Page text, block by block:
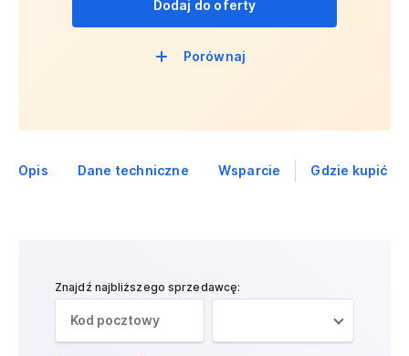
Dodaj do oferty
Porównaj
Opis Dane techniczne Wsparcie Gdzie kupić
Znajdź najbliższego sprzedawcę: